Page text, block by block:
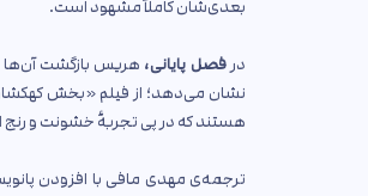
بعدی‌شان کاملاً مشهود است.
درفصل پایانی، هریس بازگشت آن‌ها
نشان می‌دهد؛ از فیلم «بخش
هستند که در پی تجربهٔ خشونت و
ترجمه‌ی مهدی مافی با افزودن